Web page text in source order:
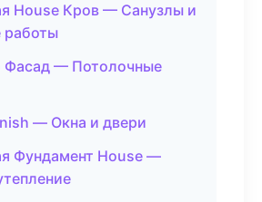
House Кров — Санузлы и
работы
Фасад — Потолочные
— Окна и двери
Фундамент House —